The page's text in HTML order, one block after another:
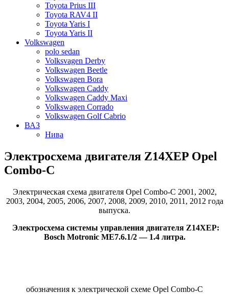
Toyota Prius III
Toyota RAV4 II
Toyota Yaris I
Toyota Yaris II
Volkswagen
polo sedan
Volksvagen Derby
Volkswagen Beetle
Volkswagen Bora
Volkswagen Caddy
Volkswagen Caddy Maxi
Volkswagen Corrado
Volkswagen Golf Cabrio
ВАЗ
Нива
Электросхема двигателя Z14XEP Opel
Combo-С
Электрическая схема двигателя Opel Combo-С 2001, 2002,
2003, 2004, 2005, 2006, 2007, 2008, 2009, 2010, 2011, 2012 года
выпуска.
Электросхема системы управления двигателя Z14XEP:
Bosch Motronic ME7.6.1/2 — 1.4 литра.
обозначения к электрической схеме Opel Combo-С